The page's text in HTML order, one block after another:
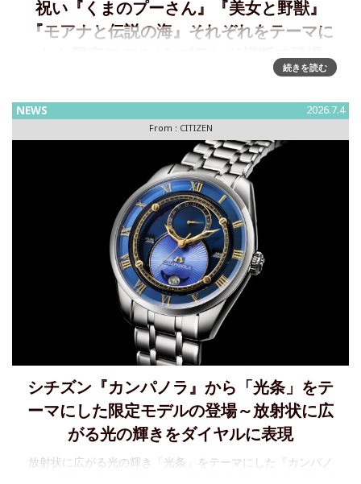
祝い『くまのプーさん』『美⼥と野獣』
『モアナと伝説の海』それぞれをテーマに
した限定モデルが4ブランド横断で登場
『美女と野獣』『モアナと伝説の海』それぞれをテーマにし
た限定モデルが登場～2026年8月6日発売シチズン時計株式会
社は、「 CITIZEN Disney Collection（シチ
続きを読む
NEWS 2026.7.4
From : CITIZEN
シチズン『カンパノラ』から「光条」をテ
ーマにした限定モデルの登場～放射状に広
がる光の輝きをダイヤルに表現
放射状に広がる光の輝き「光条」をテーマにした『カンパノ